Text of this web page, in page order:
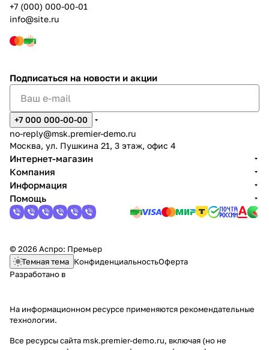
+7 (000) 000-00-01
info@site.ru
Подписаться на новости и акции
+7 000 000-00-00
no-reply@msk.premier-demo.ru
Москва, ул. Пушкина 21, 3 этаж, офис 4
Интернет-магазин
Компания
Информация
Помощь
© 2026 Аспро: Премьер
Темная тема КонфиденциальностьОферта
Разработано в
На информационном ресурсе применяются рекомендательные
технологии.
Все ресурсы сайта msk.premier-demo.ru, включая (но не